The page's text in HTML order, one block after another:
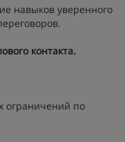
навыков уверенного
контакта.
ограничений по